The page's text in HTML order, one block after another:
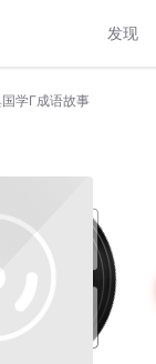
发现
学Γ成语故事